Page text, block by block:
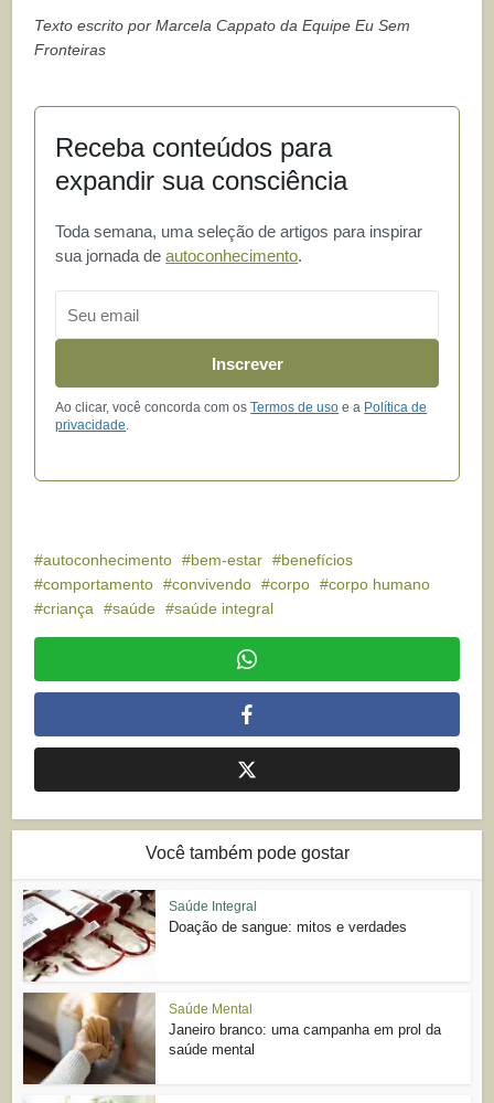
Texto escrito por Marcela Cappato da Equipe Eu Sem
Fronteiras
Receba conteúdos para
expandir sua consciência
Toda semana, uma seleção de artigos para inspirar
sua jornada deautoconhecimento.
Inscrever
Ao clicar, você concorda com osTermos de uso e a Política de
privacidade.
autoconhecimento bem-estar
benefícios
comportamento
convivendo corpo
corpo humano
criança
saúde saúde integral
Você também pode gostar
Saúde Integral
Doação de sangue: mitos e verdades
Saúde Mental
Janeiro branco: uma campanha em prol da
saúde mental